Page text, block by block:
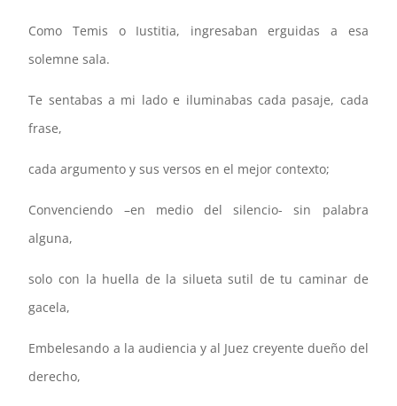
Como Temis o Iustitia, ingresaban erguidas a esa
solemne sala.
Te sentabas a mi lado e iluminabas cada pasaje, cada
frase,
cada argumento y sus versos en el mejor contexto;
Convenciendo –en medio del silencio- sin palabra
alguna,
solo con la huella de la silueta sutil de tu caminar de
gacela,
Embelesando a la audiencia y al Juez creyente dueño del
derecho,